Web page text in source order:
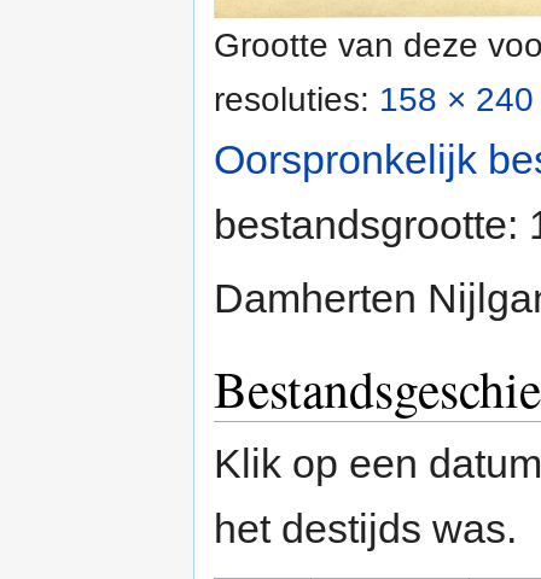
Grootte van deze
resoluties: 158 ×
Oorspronkelijk
bestandsgrootte:
Damherten
Klik op een
het destijds was.